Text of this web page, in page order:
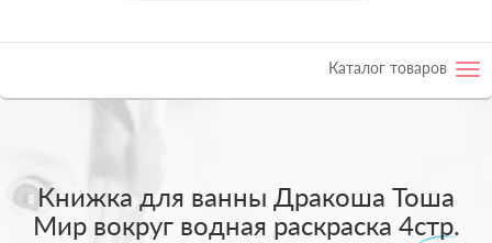
Каталог товаров
Книжка для ванны Дракоша Тоша
Мир вокруг водная раскраска 4стр.